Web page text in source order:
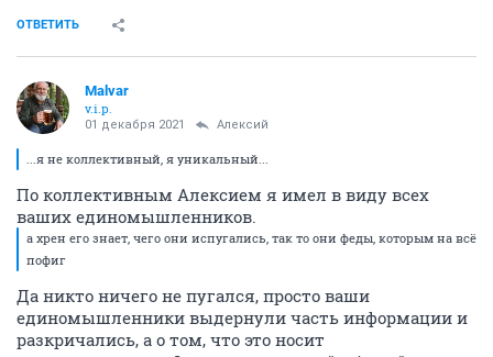
ОТВЕТИТЬ
Malvar
v.i.p.
01 декабря 2021 Алексий
...я не коллективный, я уникальный...
По коллективным Алексием я имел в виду всех
ваших единомышленников.
а хрен его знает, чего они испугались, так то они феды, которым на всё
пофиг
Да никто ничего не пугался, просто ваши
единомышленники выдернули часть информации и
разкричались, а о том, что это носит